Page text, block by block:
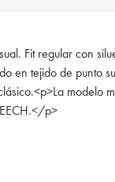
Fit regular con
en tejido de punto
modelo
p>